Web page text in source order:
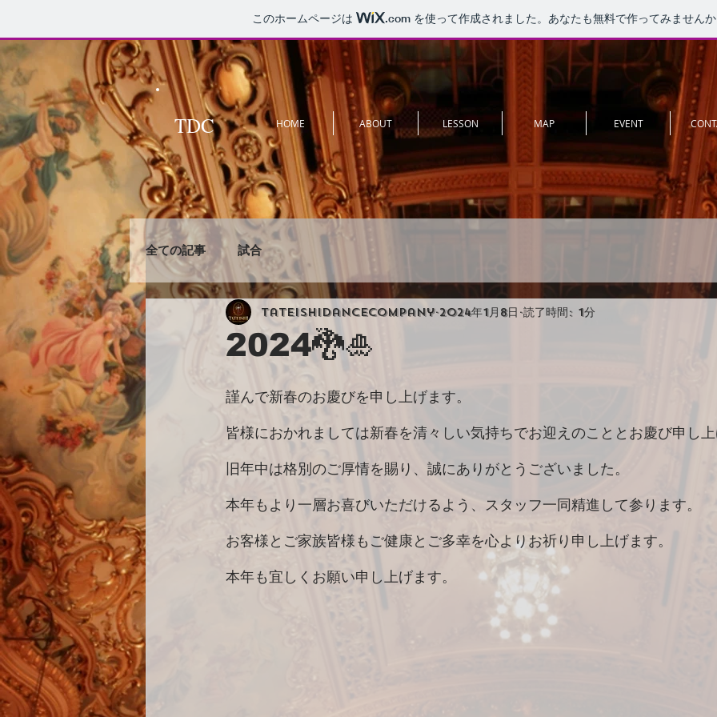
このホームページは .com を使って作成されました。あなたも無料で作ってみません
TDC HOME ABOUT LESSON MAP EVENT
全ての記事 試合
2024🐉🎍
tateishidancecompany 2024年1月8日 読了時間: 1分
謹んで新春のお慶びを申し上げます。
皆様におかれましては新春を清々しい気持ちでお迎えのこととお慶び申し
旧年中は格別のご厚情を賜り、誠にありがとうございました。
本年もより一層お喜びいただけるよう、スタッフ一同精進して参ります。
お客様とご家族皆様もご健康とご多幸を心よりお祈り申し上げます。
本年も宜しくお願い申し上げます。